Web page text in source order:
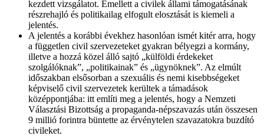
kezdett vizsgálatot. Emellett a civilek állami támogatásának
részrehajló és politikailag elfogult elosztását is kiemeli a
jelentés.
A jelentés a korábbi évekhez hasonlóan ismét kitér arra, hogy
a független civil szervezeteket gyakran bélyegzi a kormány,
illetve a hozzá közel álló sajtó „külföldi érdekeket
szolgálóknak”, „politikainak” és „ügynöknek”. Az elmúlt
időszakban elsősorban a szexuális és nemi kisebbségeket
képviselő civil szervezetek kerültek a támadások
középpontjába: itt említi meg a jelentés, hogy a Nemzeti
Választási Bizottság a propaganda-népszavazás után összesen
9 millió forintra büntette az érvénytelen szavazatokra buzdító
civileket.